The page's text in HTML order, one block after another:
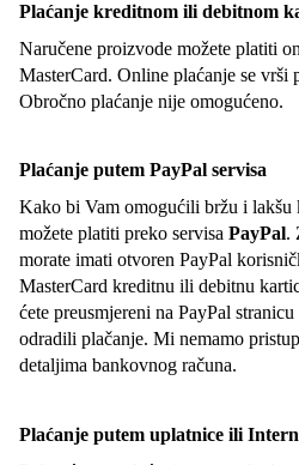
Plaćanje kreditnom ili debitnom
Naručene proizvode možete platiti
MasterCard. Online plaćanje se vrši
Obročno plaćanje nije omogućeno.
Plaćanje putem PayPal servisa
Kako bi Vam omogućili bržu i lakšu
možete platiti preko servisa PayPal.
morate imati otvoren PayPal
MasterCard kreditnu ili debitnu
ćete preusmjereni na PayPal
odradili plačanje. Mi nemamo
detaljima bankovnog računa.
Plaćanje putem uplatnice ili